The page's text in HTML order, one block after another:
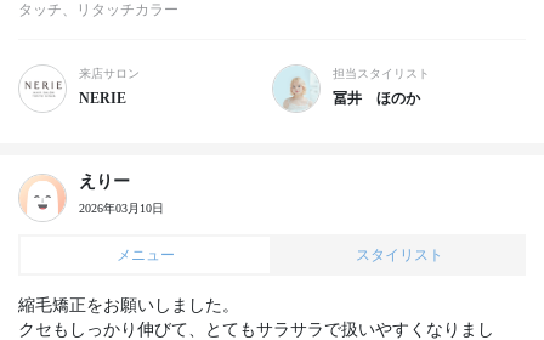
タッチ、リタッチカラー
来店サロン
NERIE
担当スタイリスト
冨井 ほのか
えりー
2026年03月10日
メニュー スタイリスト
縮毛矯正をお願いしました。
クセもしっかり伸びて、とてもサラサラで扱いやすくなりまし